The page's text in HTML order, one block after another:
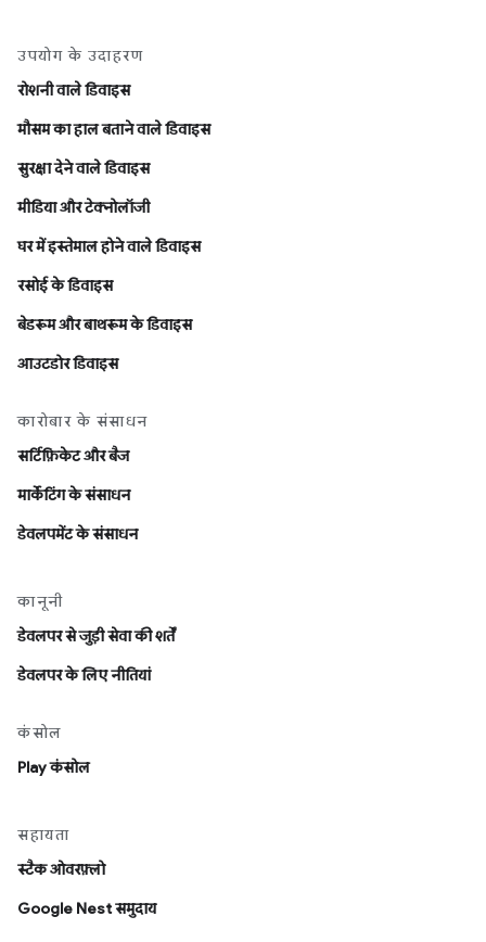
उपयोग के उदाहरण
रोशनी वाले डिवाइस
मौसम का हाल बताने वाले डिवाइस
सुरक्षा देने वाले डिवाइस
मीडिया और टेक्नोलॉजी
घर में इस्तेमाल होने वाले डिवाइस
रसोई के डिवाइस
बेडरूम और बाथरूम के डिवाइस
आउटडोर डिवाइस
कारोबार के संसाधन
सर्टिफ़िकेट और बैज
मार्केटिंग के संसाधन
डेवलपमेंट के संसाधन
कानूनी
डेवलपर से जुड़ी सेवा की शर्तें
डेवलपर के लिए नीतियां
कंसोल
Play कंसोल
सहायता
स्टैक ओवरफ़्लो
Google Nest समुदाय